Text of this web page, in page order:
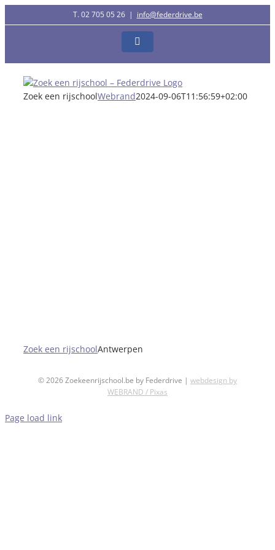
naar
T. 02 705 05 26 | info@federdrive.be
Facebook
Zoek een rijschoolWebrand2024-09-06T11:56:59+02:00
Zoek een rijschoolAntwerpen
©2026 Zoekeenrijschool.be by Federdrive | webdesign by
WEBRAND / Pixas
Page load link